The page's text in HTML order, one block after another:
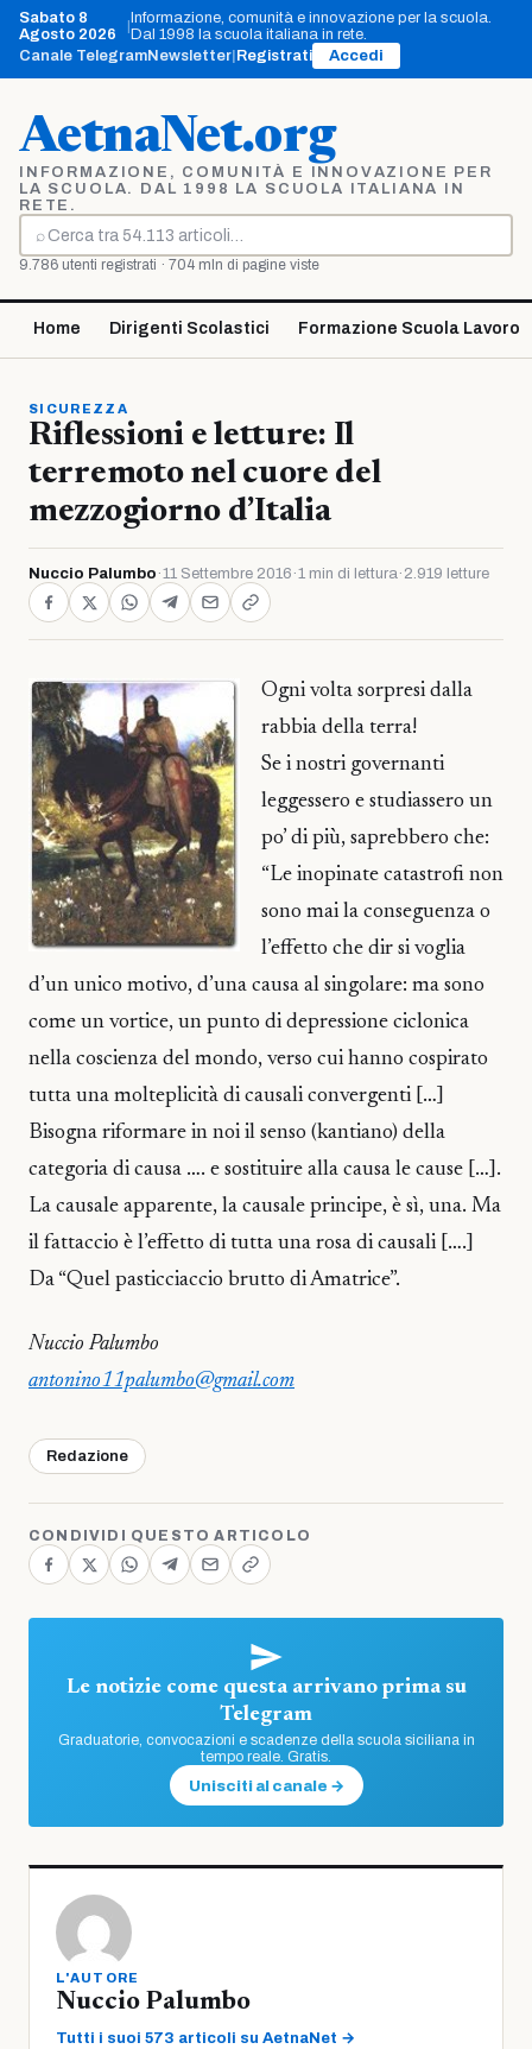
Vai
contenuto
Sabato 8
Agosto 2026
Informazione, comunità e innovazione per la scuola.
Dal 1998 la scuola italiana in rete.
Canale TelegramNewsletter Registrati Accedi
AetnaNet.org
INFORMAZIONE, COMUNITÀ E INNOVAZIONE PER
LA SCUOLA. DAL 1998 LA SCUOLA ITALIANA IN
RETE.
⌕
Cerca
9.786 utenti registrati · 704 mln di pagine viste
Home Dirigenti Scolastici Formazione Scuola Lavoro
SICUREZZA
Riflessioni e letture: Il
terremoto nel cuore del
mezzogiorno d’Italia
Nuccio Palumbo ·11 Settembre 2016 ·1 min di lettura· 2.919 letture
Ogni volta sorpresi dalla
rabbia della terra!
Se i nostri governanti
leggessero e studiassero un
po’ di più, saprebbero che:
“Le inopinate catastrofi non
sono mai la conseguenza o
l’effetto che dir si voglia
d’un unico motivo, d’una causa al singolare: ma sono
come un vortice, un punto di depressione ciclonica
nella coscienza del mondo, verso cui hanno cospirato
tutta una molteplicità di causali convergenti […]
Bisogna riformare in noi il senso (kantiano) della
categoria di causa …. e sostituire alla causa le cause […].
La causale apparente, la causale principe, è sì, una. Ma
il fattaccio è l’effetto di tutta una rosa di causali [….]
Da “Quel pasticciaccio brutto di Amatrice”.
Nuccio Palumbo
antonino11palumbo@gmail.com
Redazione
CONDIVIDI QUESTO ARTICOLO
Le notizie come questa arrivano prima su
Telegram
Graduatorie, convocazioni e scadenze della scuola siciliana in
tempo reale. Gratis.
Unisciti al canale →
L'AUTORE
Nuccio Palumbo
Tutti i suoi 573 articoli su AetnaNet →